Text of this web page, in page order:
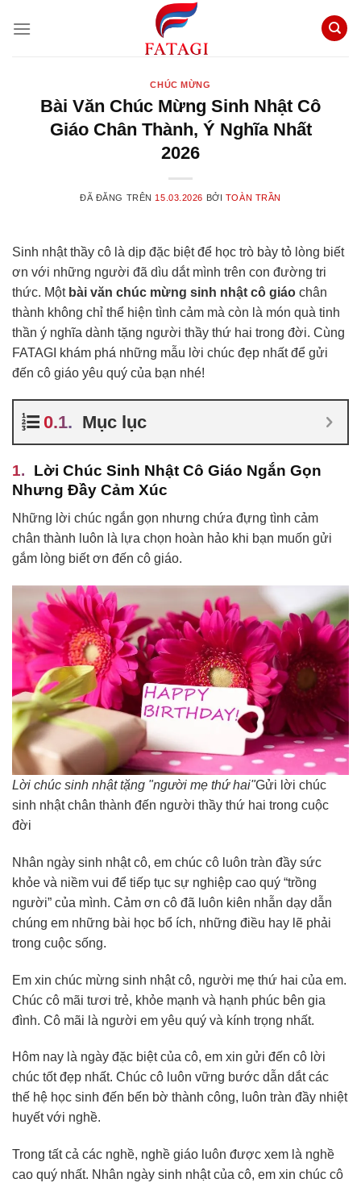
đến
CHÚC MỪNG
Bài Văn Chúc Mừng Sinh Nhật Cô
Giáo Chân Thành, Ý Nghĩa Nhất
2026
ĐÃ ĐĂNG TRÊN 15.03.2026 BỞI TOÀN TRẦN
Sinh nhật thầy cô là dịp đặc biệt để học trò bày tỏ lòng biết
ơn với những người đã dìu dắt mình trên con đường tri
thức. Một bài văn chúc mừng sinh nhật cô giáo chân
thành không chỉ thể hiện tình cảm mà còn là món quà tinh
thần ý nghĩa dành tặng người thầy thứ hai trong đời. Cùng
FATAGI khám phá những mẫu lời chúc đẹp nhất để gửi
đến cô giáo yêu quý của bạn nhé!
Mục lục
Lời Chúc Sinh Nhật Cô Giáo Ngắn Gọn
Nhưng Đầy Cảm Xúc
Những lời chúc ngắn gọn nhưng chứa đựng tình cảm
chân thành luôn là lựa chọn hoàn hảo khi bạn muốn gửi
gắm lòng biết ơn đến cô giáo.
Lời chúc sinh nhật tặng "người mẹ thứ hai"Gửi lời chúc
sinh nhật chân thành đến người thầy thứ hai trong cuộc
đời
Nhân ngày sinh nhật cô, em chúc cô luôn tràn đầy sức
khỏe và niềm vui để tiếp tục sự nghiệp cao quý “trồng
người” của mình. Cảm ơn cô đã luôn kiên nhẫn dạy dẫn
chúng em những bài học bổ ích, những điều hay lẽ phải
trong cuộc sống.
Em xin chúc mừng sinh nhật cô, người mẹ thứ hai của em.
Chúc cô mãi tươi trẻ, khỏe mạnh và hạnh phúc bên gia
đình. Cô mãi là người em yêu quý và kính trọng nhất.
Hôm nay là ngày đặc biệt của cô, em xin gửi đến cô lời
chúc tốt đẹp nhất. Chúc cô luôn vững bước dẫn dắt các
thế hệ học sinh đến bến bờ thành công, luôn tràn đầy nhiệt
huyết với nghề.
Trong tất cả các nghề, nghề giáo luôn được xem là nghề
cao quý nhất. Nhân ngày sinh nhật của cô, em xin chúc cô